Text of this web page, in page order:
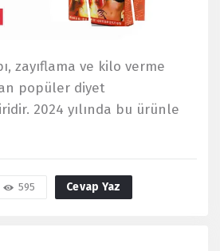
zayıflama ve kilo verme
popüler diyet
2024 yılında bu ürünle
595 Cevap Yaz